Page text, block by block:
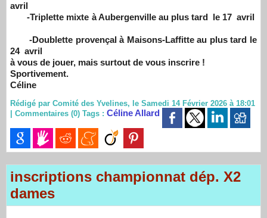
avril
-Triplette mixte à Aubergenville au plus tard le 17 avril
-Doublette provençal à Maisons-Laffitte au plus tard le
24 avril
à vous de jouer, mais surtout de vous inscrire !
Sportivement.
Céline
Rédigé par Comité des Yvelines, le Samedi 14 Février 2026 à 18:01
Commentaires (0) Tags : Céline Allard
inscriptions championnat dép. X2
dames